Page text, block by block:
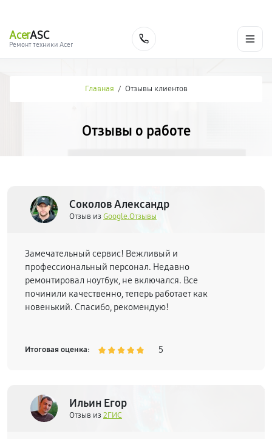
AcerASC
Ремонт техники Acer
Главная / Отзывы клиентов
Отзывы о работе
Соколов Александр
Отзыв из Google.Отзывы
Замечательный сервис! Вежливый и
профессиональный персонал. Недавно
ремонтировал ноутбук, не включался. Все
починили качественно, теперь работает как
новенький. Спасибо, рекомендую!
Итоговая оценка: 5
Ильин Егор
Отзыв из 2ГИС